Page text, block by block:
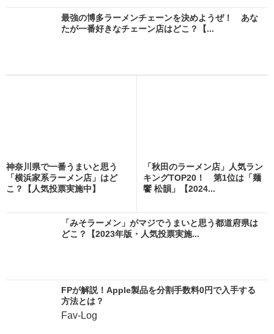
最強の博多ラーメンチェーンを決めようぜ！ あな
たが一番好きなチェーン店はどこ？【...
神奈川県で一番うまいと思う
「横浜家系ラーメン店」はど
こ？【人気投票実施中】
「秋田のラーメン店」人気ラン
キングTOP20！ 第1位は「麺
饗 松韻」【2024...
「みそラーメン」がマジでうまいと思う都道府県は
どこ？【2023年版・人気投票実施...
FPが解説！Apple製品を分割手数料0円で入手する
方法とは？
Fav-Log